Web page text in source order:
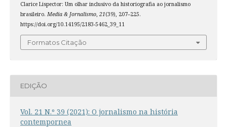
Clarice Lispector: Um olhar inclusivo da historiografia ao jornalismo
brasileiro. Media & Jornalismo, 21(39), 207–225.
https://doi.org/10.14195/2183-5462_39_11
Formatos Citação
EDIÇÃO
Vol. 21 N.º 39 (2021): O jornalismo na história
contempornea